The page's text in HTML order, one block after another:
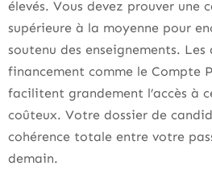
élevés. Vous devez prouver une
supérieure à la moyenne pour
soutenu des enseignements.
financement comme le Compte
facilitent grandement l’accès à
coûteux. Votre dossier de
cohérence totale entre votre
demain.